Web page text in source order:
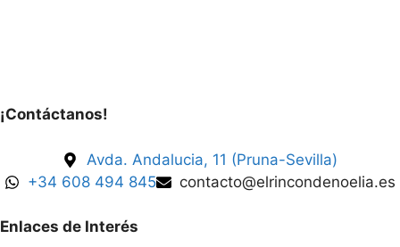
¡Contáctanos!
Avda. Andalucia, 11 (Pruna-Sevilla)
+34 608 494 845
contacto@elrincondenoelia.es
Enlaces de Interés